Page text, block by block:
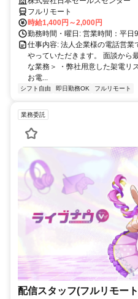
両立を実現
フルリモート
時給1,400円～2,000円
勤務時間・曜日: 営業時間：平日
仕事内容: 法人企業様の電話営業
やっていただきます。 面談から
な業務＞ ・弊社用意した架電リ
お電...
シフト自由 即日勤務OK フルリモート
業務委託
配信スタッフ(フルリモー